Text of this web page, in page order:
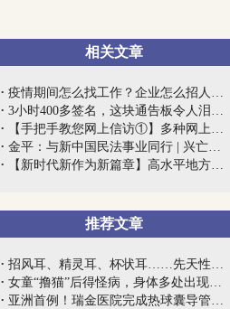
相关文章
疫情期间怎么找工作？企业怎么招人？上海...
3小时400多签名，这块通告板令人泪目！上...
【手把手教您网上信访①】多种网上信访渠...
金平：与新中国民法事业同行 | 兴亡匹夫...
【新时代新作为新篇章】高水平地方高校建...
推荐文章
招风耳、精灵耳、杯状耳……先天性耳廓畸...
女童“撸猫”后得怪病，身体多处出现莫名...
亚洲首例！瑞金医院完成热球囊导管射频消...